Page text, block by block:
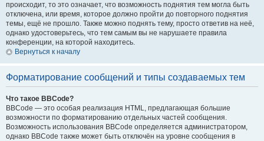
происходит, то это означает, что возможность поднятия тем могла быть
отключена, или время, которое должно пройти до повторного поднятия
темы, ещё не прошло. Также можно поднять тему, просто ответив на неё,
однако удостоверьтесь, что тем самым вы не нарушаете правила
конференции, на которой находитесь.
Вернуться к началу
Форматирование сообщений и типы создаваемых тем
Что такое BBCode?
BBCode — это особая реализация HTML, предлагающая большие
возможности по форматированию отдельных частей сообщения.
Возможность использования BBCode определяется администратором,
однако BBCode также может быть отключён на уровне сообщения в